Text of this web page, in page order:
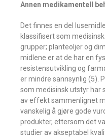
Annen medikamentell
Det finnes en del
klassifisert som
grupper; planteoljer og
midlene er at de har en
resistensutvikling og
er mindre sannsynlig (5).
som medisinsk utstyr har
av effekt sammenlignet
vanskelig å gjøre gode
produkter, ettersom det
studier av akseptabel